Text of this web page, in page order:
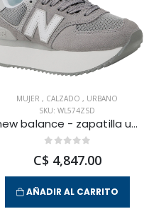
MUJER, CALZADO, URBANO
SKU: WL574ZSD
new balance - zapatilla urbana 574 para mujer
C$ 4,847.00
AÑADIR AL CARRITO